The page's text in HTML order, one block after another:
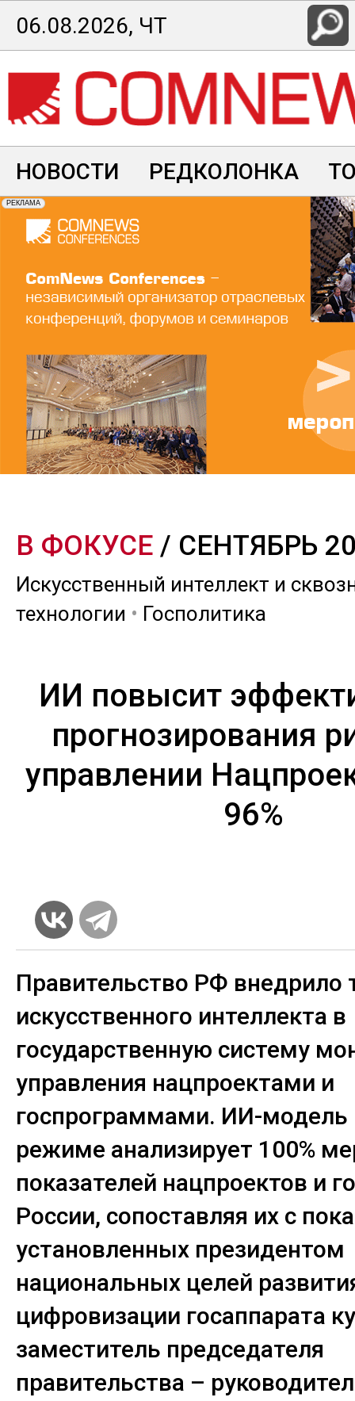
Перейти
к
основному
содержанию
06.08.2026, ЧТ
НОВОСТИ РЕДКОЛОНКА
В ФОКУСЕ / СЕНТЯБРЬ
Искусственный интеллект и
технологии • Госполитика
ИИ повысит
прогнозирования
управлении
96%
Правительство РФ внедрило
искусственного интеллекта в
государственную систему
управления нацпроектами и
госпрограммами. ИИ-модель
режиме анализирует 100%
показателей нацпроектов и
России, сопоставляя их с
установленных президентом
национальных целей
цифровизации госаппарата
заместитель председателя
правительства –